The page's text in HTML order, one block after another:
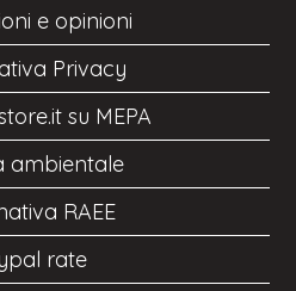
e opinioni
Privacy
su MEPA
ambientale
RAEE
rate